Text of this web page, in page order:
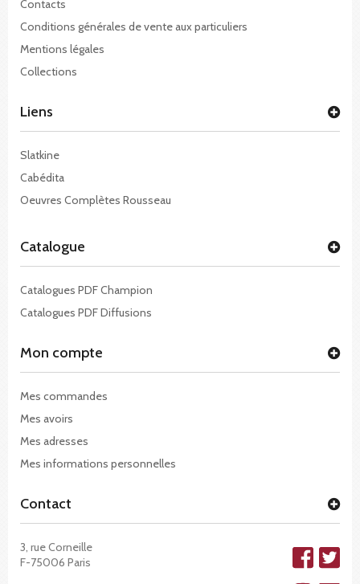
Contacts
Conditions générales de vente aux particuliers
Mentions légales
Collections
Liens
Slatkine
Cabédita
Oeuvres Complètes Rousseau
Catalogue
Catalogues PDF Champion
Catalogues PDF Diffusions
Mon compte
Mes commandes
Mes avoirs
Mes adresses
Mes informations personnelles
Contact
3, rue Corneille
F-75006 Paris